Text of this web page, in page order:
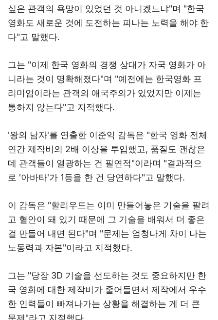
싶은 관객의 욕망이 있었던 것 아니겠느냐"며 "한국
영화도 새로운 것에 도전하는 피나는 노력을 해야 한
다"고 말했다.
그는 "이제 한국 영화의 경쟁 상대가 자국 영화가 아
니라는 것이 명확해졌다"며 "예전에는 한국영화 프
리미엄이라는 관객의 애국주의가 있었지만 이제는
통하지 않는다"고 지적했다.
'왕의 남자'를 연출한 이준익 감독은 "한국 영화 전체
연간 제작비의 2배 이상을 투입했고, 품질도 괜찮은
데 관객들이 열광하는 건 필연적"이라며 "결과적으
로 '아바타'가 1등을 한 건 당연하다"고 말했다.
이 감독은 "할리우드는 이미 만들어놓은 기술을 팔려
고 혈안이 돼 있기 때문에 그 기술을 배워서 더 좋은
걸 만들어 내면 된다"며 "문제는 엄청나게 차이 나는
노동력과 자본"이라고 지적했다.
그는 "당장 3D 기술을 선도하는 것도 중요하지만 한
국 영화에 대한 제작비가 줄어들면서 제작에서 우수
한 인력들이 빠져나가는 상황을 해결하는 게 더 큰
문제"라고 지적했다.